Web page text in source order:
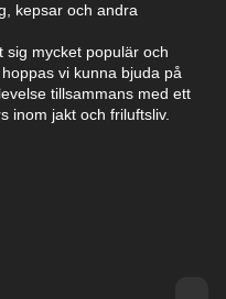
kepsar och andra
sig mycket populär och
vi kunna bjuda på
tillsammans med ett
inom jakt och friluftsliv.